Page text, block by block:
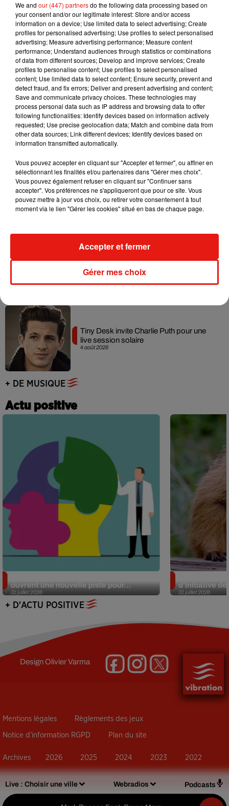
Live : Choisir une ville Webradios Podcasts
7 août 2026
7 août 2026
Madonna sort enfin le remix de « Love
Sensation » avec Kylie Minogue
7 août 2026
Tayc et Didi B dévoilent le single le plus
dansant de l’année
7 août 2026
Angèle et Amélie Lens dévoilent leur
collaboration tant attendue
Benny Blanco invite Selena Gomez et
Becky G sur son nouveau single
4 août 2026
Tiny Desk invite Charlie Puth pour une
live session solaire
+ DE MUSIQUE
Actu positive
31 juillet 2026
ouvrent une nouvelle piste pour...
31 juillet 2026
d’initiative
+ D'ACTU POSITIVE
DesignOlivier Varma
Mentions légales Règlements des jeux
Notice d’information RGPD Plan du site
Archives 2026 2025 2024 2023 2022
We and our (447) partnersdo the following data processing based on
your consent and/or our legitimate interest: Store and/or access
information on a device; Use limited data to select advertising; Create
profiles for personalised advertising; Use profiles to select personalised
advertising; Measure advertising performance; Measure content
performance; Understand audiences through statistics or combinations
of data from different sources; Develop and improve services; Create
profiles to personalise content; Use profiles to select personalised
content; Use limited data to select content; Ensure security, prevent and
detect fraud, and fix errors; Deliver and present advertising and content;
Save and communicate privacy choices. These technologies may
process personal data such as IP address and browsing data to offer
following functionalities: Identify devices based on information actively
requested; Use precise geolocation data; Match and combine data from
other data sources; Link different devices; Identify devices based on
information transmitted automatically.
Vous pouvez accepter en cliquant sur "Accepter et fermer", ou affiner en
sélectionnant les finalités et/ou partenaires dans "Gérer mes choix".
Vous pouvez également refuser en cliquant sur "Continuer sans
accepter". Vos préférences ne s'appliqueront que pour ce site. Vous
pouvez mettre à jour vos choix, ou retirer votre consentement à tout
moment via le lien "Gérer les cookies" situé en bas de chaque page.
Gérer mes choix
Accepter et fermer